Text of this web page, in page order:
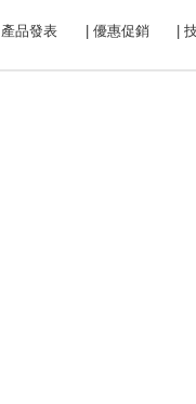
| 產品發表 | 優惠促銷 |